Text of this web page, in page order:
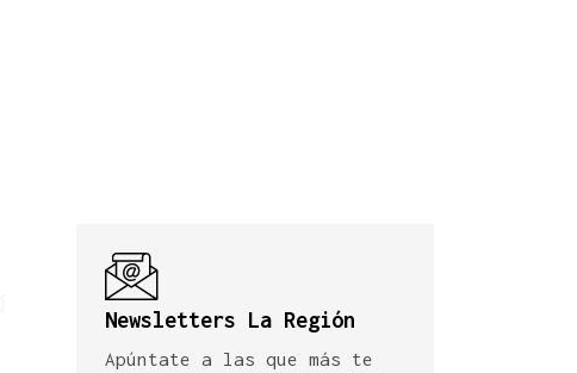
Newsletters La Región
Apúntate a las que más te